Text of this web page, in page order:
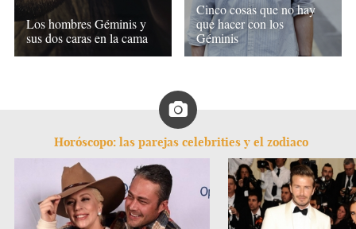
Los hombres Géminis y
sus dos caras en la cama
Cinco cosas que no hay
que hacer con los
Géminis
Horóscopo: las parejas celebrities y el zodiaco